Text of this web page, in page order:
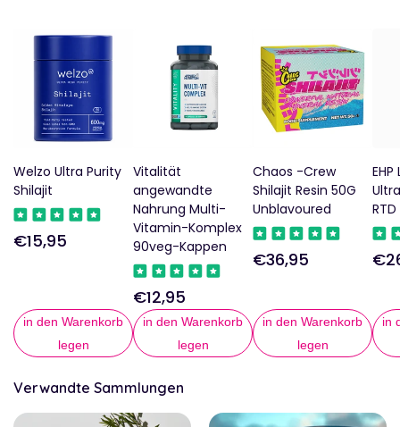
Welzo Ultra Purity
Shilajit
Regulärer
€15,95
in den Warenkorb
legen
Vitalität
angewandte
Nahrung Multi-
Vitamin-Komplex
90veg-Kappen
Regulärer
Preis
€12,95
in den Warenkorb
legen
Chaos -Crew
Shilajit Resin 50G
Unblavoured
Regulärer
€36,95
in den Warenkorb
legen
in
Verwandte Sammlungen